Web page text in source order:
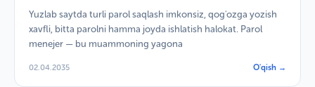
Yuzlab saytda turli parol saqlash imkonsiz, qog'ozga yozish
xavfli, bitta parolni hamma joyda ishlatish halokat. Parol
menejer — bu muammoning yagona
02.04.2035 O'qish →